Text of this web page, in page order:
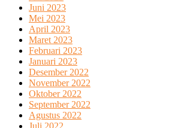
Juni 2023
Mei 2023
April 2023
Maret 2023
Februari 2023
Januari 2023
Desember 2022
November 2022
Oktober 2022
September 2022
Agustus 2022